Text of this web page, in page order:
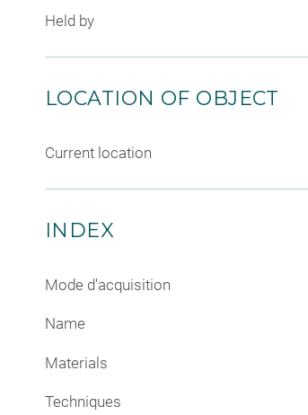
Held by
LOCATION OF OBJECT
Current location
INDEX
Mode d'acquisition
Name
Materials
Techniques